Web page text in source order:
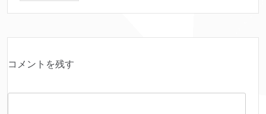
コメントを残す